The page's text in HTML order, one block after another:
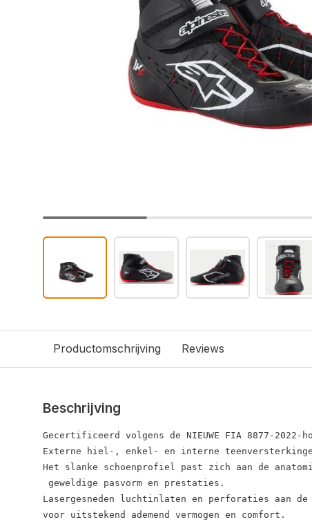
Productomschrijving Reviews
Beschrijving
Gecertificeerd volgens de NIEUWE FIA 8877-2022-
Externe hiel-, enkel- en interne
Het slanke schoenprofiel past zich aan de
geweldige pasvorm en prestaties.
Lasergesneden luchtinlaten en perforaties aan de
voor uitstekend ademend vermogen en comfort.